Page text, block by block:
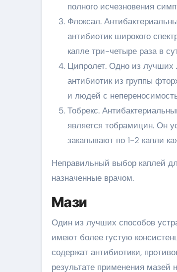
полного исчезновения
Флоксал.
антибиотик широкого
капле три-четыре раза в
Ципролет. Одно из лучших
антибиотик из группы
и людей с
Тобрекс.
является тобрамицин. Он
закапывают по 1-2 капли
Неправильный выбор каплей
назначенные врачом.
Мази
Один из лучших способов
имеют более густую
содержат антибиотики,
результате применения мазей